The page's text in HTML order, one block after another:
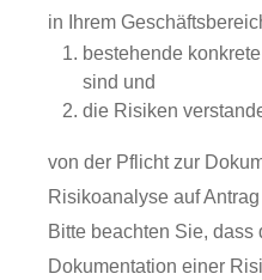
in Ihrem
bestehende
sind und
die Risiken
von der Pflicht zur
Risikoanalyse auf
Bitte beachten Sie,
Dokumentation einer